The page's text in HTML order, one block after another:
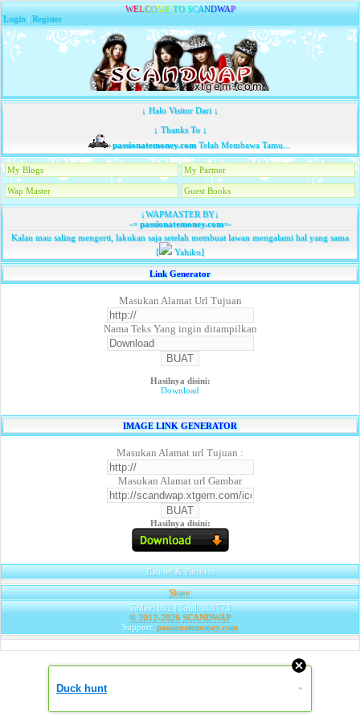
WELCOME TO SCANDWAP
Login |Register
↓ Halo Visitor Dari ↓
↓ Thanks To ↓
passionatemoney.comTelah Membawa Tamu...
My Blogs My Partner
Wap Master Guest Books
↓WAPMASTER BY↓
-=passionatemoney.com=-
Kalau mau saling mengerti, lakukan saja setelah membuat lawan mengalami hal yang sama
[
Yahiko]
Link Generator
Masukan Alamat Url Tujuan
Nama Teks Yang ingin ditampilkan
Hasilnya disini:
Download
IMAGE LINK GENERATOR
Masukan Alamat url Tujuan :
Masukan Alamat url Gambar
Hasilnya disini:
Banner & Partners
Share|
Today: 892 | Total: 309773
© 2012-2026 SCANDWAP
Support: passionatemoney.com
Duck hunt »